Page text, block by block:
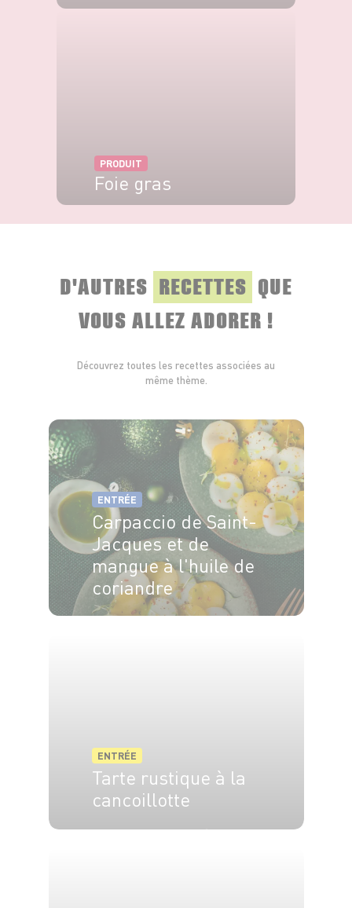
PRODUIT
Foie gras
D'AUTRES RECETTES QUE
VOUS ALLEZ ADORER !
Découvrez toutes les recettes associées au
même thème.
ENTRÉE
Carpaccio de Saint-
Jacques et de
mangue à l'huile de
coriandre
ENTRÉE
Tarte rustique à la
cancoillotte